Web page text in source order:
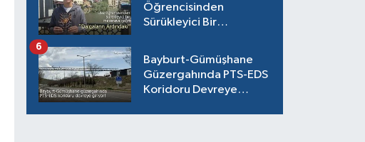
Öğrencisinden
Sürükleyici Bir
Bayburt-Gümüşhane
Güzergahında PTS-EDS
Koridoru Devreye
6